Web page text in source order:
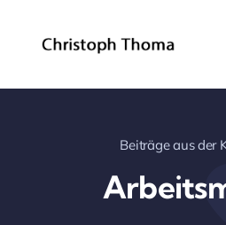
Über mich
Arbeitsschwerpunkte
Beiträge aus der